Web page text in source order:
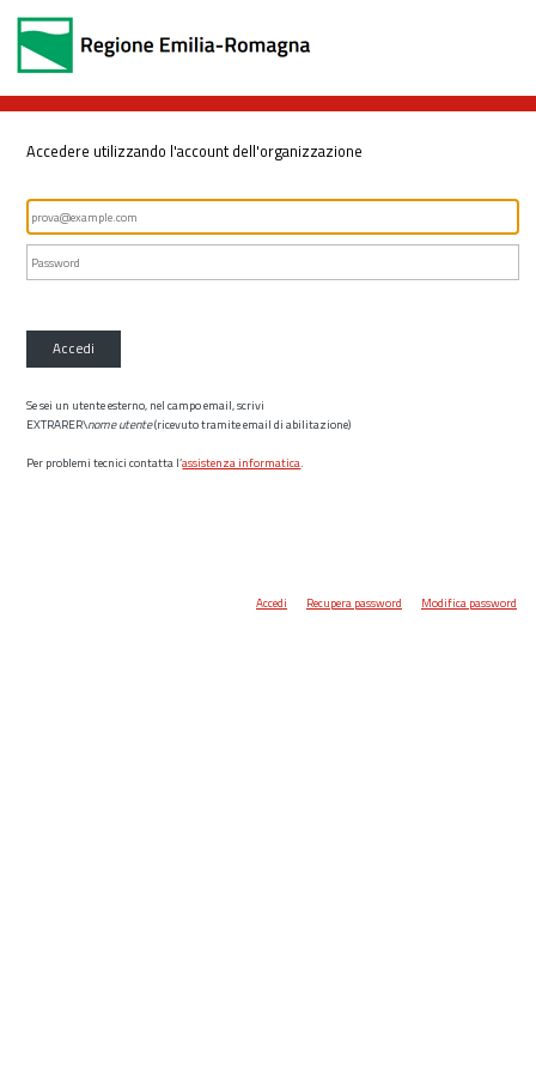
Accedere utilizzando l'account dell'organizzazione
Accedi
Se sei un utente esterno, nel campo email, scrivi
EXTRARER\nome utente(ricevuto tramite email di abilitazione)
Per problemi tecnici contatta l’assistenza informatica.
Accedi Recupera password Modifica password